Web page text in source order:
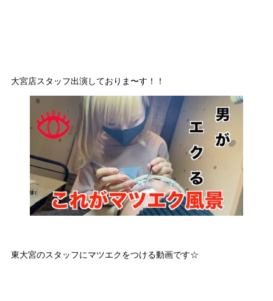
大宮店スタッフ出演しておりま〜す！！
東大宮のスタッフにマツエクをつける動画です☆